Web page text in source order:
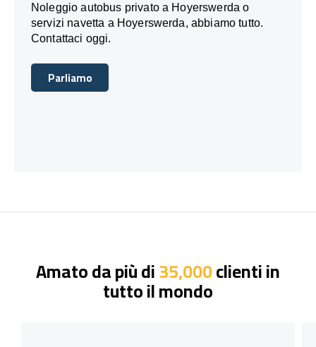
Noleggio autobus privato a Hoyerswerda o
servizi navetta a Hoyerswerda, abbiamo tutto.
Contattaci oggi.
Parliamo
Parliamo
Amato da più di35,000clienti in
tutto il mondo